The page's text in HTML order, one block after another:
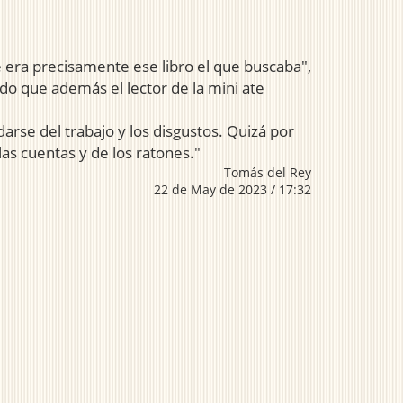
precisamente ese libro el que buscaba",
que además el lector de la mini ate
del trabajo y los disgustos. Quizá por
cuentas y de los ratones."
Tomás del Rey
22 de May de 2023 / 17:32